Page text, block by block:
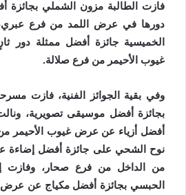
فازت الطالبة مزون الشملي بجائزة
دورها في عرض اللمد من فرع عبري،
الخميسية جائزة أفضل ممثلة
غيوب الأحيمر من فرع صلالة.
وفي بقية الجوائز الفنية، فازت
بجائزة أفضل موسيقى تصويرية،
أفضل أزياء عن عرض غيوب الأحيمر
نوح الشحي على جائزة أفضل إضاءة
من الداخل من فرع صحار، وفازت
الحبسي بجائزة أفضل مكياج عن عرض